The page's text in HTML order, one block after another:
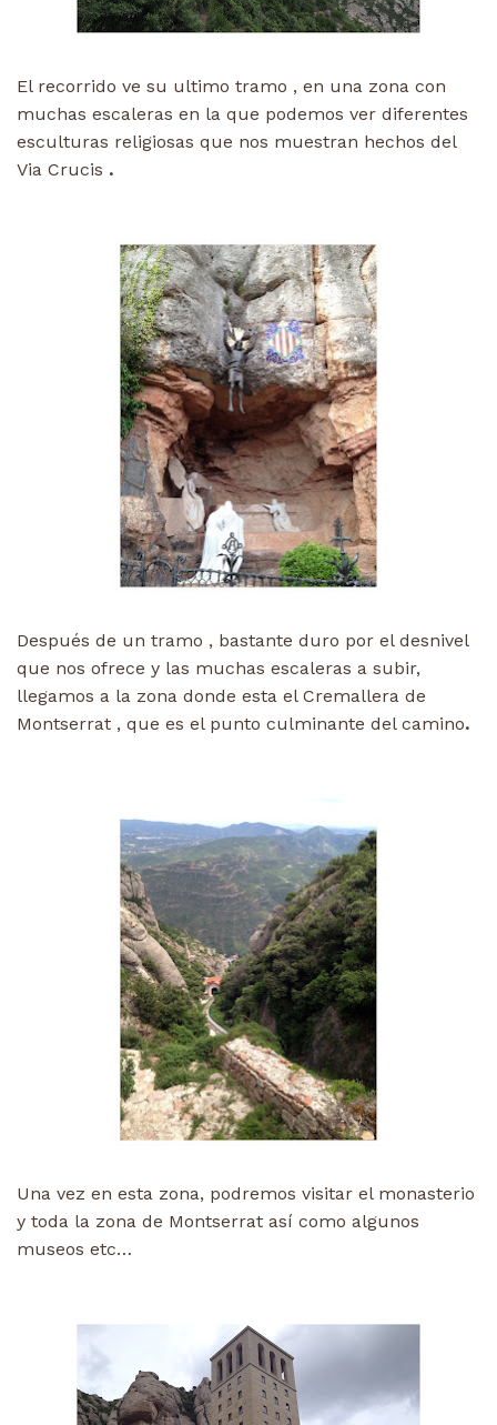
El recorrido ve su ultimo tramo , en una zona con
muchas escaleras en la que podemos ver diferentes
esculturas religiosas que nos muestran hechos del
Via Crucis .
Después de un tramo , bastante duro por el desnivel
que nos ofrece y las muchas escaleras a subir,
llegamos a la zona donde esta el Cremallera de
Montserrat , que es el punto culminante del camino.
Una vez en esta zona, podremos visitar el monasterio
y toda la zona de Montserrat así como algunos
museos etc…